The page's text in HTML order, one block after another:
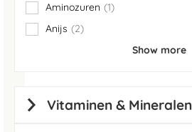
Aminozuren
1
item
Anijs
2
items
Show more
Vitaminen & Mineralen